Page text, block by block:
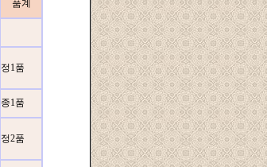
품계
정1품
종1품
정2품